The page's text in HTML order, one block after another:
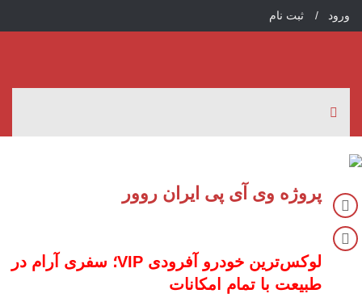
ورود / ثبت نام
پروژه وی آی پی ایران روور
لوکس‌ترین خودرو آفرودی VIP؛ سفری آرام در
طبیعت با تمام امکانات